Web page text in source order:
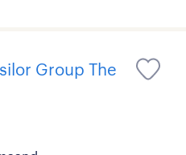
Group The